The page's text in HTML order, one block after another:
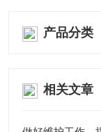
产品分类
相关文章